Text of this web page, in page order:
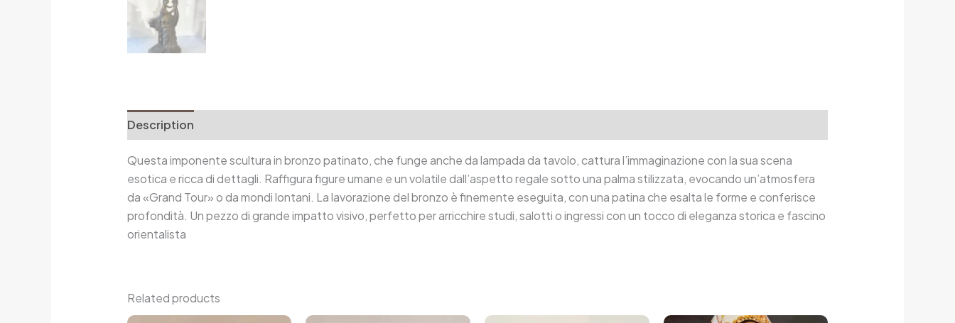
Description
Questa imponente scultura in bronzo patinato, che funge anche da lampada da tavolo, cattura l’immaginazione con la sua scena
esotica e ricca di dettagli. Raffigura figure umane e un volatile dall’aspetto regale sotto una palma stilizzata, evocando un’atmosfera
da «Grand Tour» o da mondi lontani. La lavorazione del bronzo è finemente eseguita, con una patina che esalta le forme e conferisce
profondità. Un pezzo di grande impatto visivo, perfetto per arricchire studi, salotti o ingressi con un tocco di eleganza storica e fascino
orientalista
Related products